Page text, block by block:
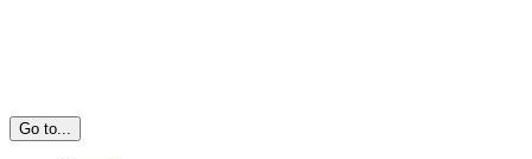
Go to...